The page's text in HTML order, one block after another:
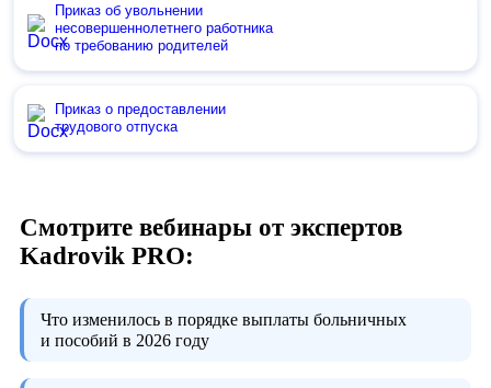
Приказ об увольнении
несовершеннолетнего работника
по требованию родителей
Приказ о предоставлении
трудового отпуска
Смотрите вебинары от экспертов
Kadrovik PRO:
Что изменилось в порядке выплаты больничных
и пособий в 2026 году